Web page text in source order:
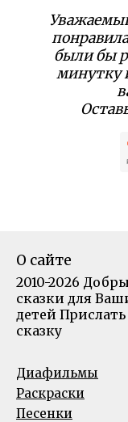
были бы
минутку
О сайте
2010-2026
сказки для
детей Прислать
сказку
Диафильмы
Раскраски
Песенки